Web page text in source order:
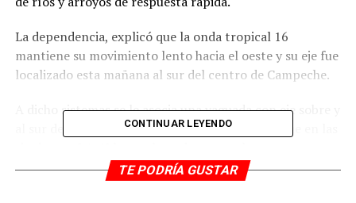
La dependencia, explicó que la onda tropical 16
mantiene su movimiento lento hacia el oeste y su eje fue
localizado esta mañana al sur del centro de Campeche.
A dicho sistemas se le asocia una vaguada con eje sobre y
al sur del istmo de Tehuantepec, esperándose que en las
este del territorio nacional, incluyendo el estado de
CONTINUAR LEYENDO
TE PODRÍA GUSTAR